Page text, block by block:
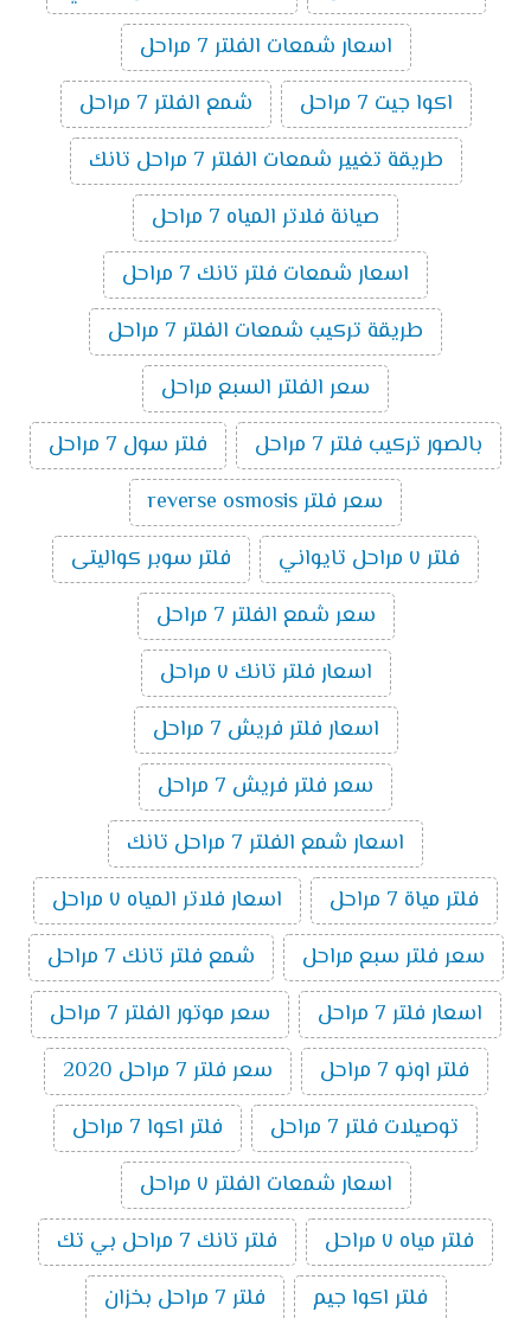
اسعار شمعات الفلتر 7 مراحل
اكوا جيت 7 مراحل
شمع الفلتر 7 مراحل
طريقة تغيير شمعات الفلتر 7 مراحل تانك
صيانة فلاتر المياه 7 مراحل
اسعار شمعات فلتر تانك 7 مراحل
طريقة تركيب شمعات الفلتر 7 مراحل
سعر الفلتر السبع مراحل
بالصور تركيب فلتر 7 مراحل
فلتر سول 7 مراحل
سعر فلتر reverse osmosis
فلتر ٧ مراحل تايواني
فلتر سوبر كواليتى
سعر شمع الفلتر 7 مراحل
اسعار فلتر تانك ٧ مراحل
اسعار فلتر فريش 7 مراحل
سعر فلتر فريش 7 مراحل
اسعار شمع الفلتر 7 مراحل تانك
فلتر مياة 7 مراحل
اسعار فلاتر المياه ٧ مراحل
سعر فلتر سبع مراحل
شمع فلتر تانك 7 مراحل
اسعار فلتر 7 مراحل
سعر موتور الفلتر 7 مراحل
فلتر اونو 7 مراحل
سعر فلتر 7 مراحل 2020
توصيلات فلتر 7 مراحل
فلتر اكوا 7 مراحل
اسعار شمعات الفلتر ٧ مراحل
فلتر مياه ٧ مراحل
فلتر تانك 7 مراحل بي تك
فلتر اكوا جيم
فلتر 7 مراحل بخزان